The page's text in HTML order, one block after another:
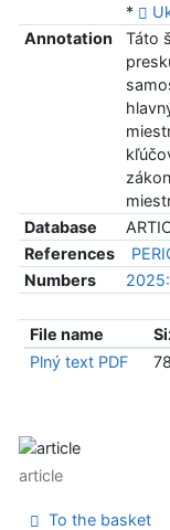
*
Annotation
Táto
Database
References
Numbers
2025:
File name
Plný text PDF
article
To the basket